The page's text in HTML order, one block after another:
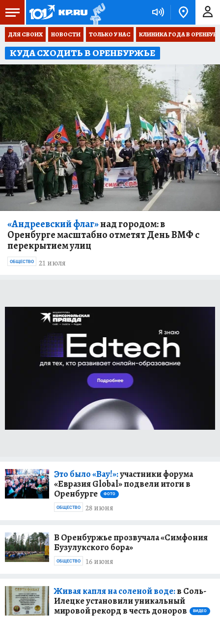
ДЛЯ СВОИХ НОВОСТИ ТОЛЬКО У НАС КЛИНИКА ГОДА В
КУДА СХОДИТЬ В ОРЕНБУРЖЬЕ
«Андреевский флаг»над городом: в
Оренбурге масштабно отметят День ВМФ с
перекрытием улиц
21 июля
ОБЩЕСТВО
Это было «Вау!»:участники форума
«Евразия Global» подвели итоги в
Оренбурге
ФОТО
28 июня
ОБЩЕСТВО
В Оренбуржье прозвучала «Симфония
Бузулукского бора»
16 июня
ОБЩЕСТВО
Живая капля на соленой воде:в Соль-
Илецке установили уникальный
мировой рекорд в честь доноров
ВИДЕО